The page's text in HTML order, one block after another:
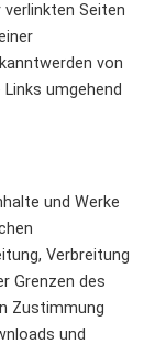
Seiten
von
umgehend
und Werke
Verbreitung
Grenzen des
Zustimmung
und